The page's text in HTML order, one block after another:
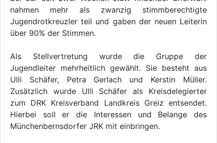
nahmen mehr als zwanzig stimmberechtigte
Jugendrotkreuzler teil und gaben der neuen Leiterin
über 90% der Stimmen.
Als Stellvertretung wurde die Gruppe der
Jugendleiter mehrheitlich gewählt. Sie besteht aus
Ulli Schäfer, Petra Gerlach und Kerstin Müller.
Zusätzlich wurde Ulli Schäfer als Kreisdelegierter
zum DRK Kreisverband Landkreis Greiz entsendet.
Hierbei soll er die Interessen und Belange des
Münchenbernsdorfer JRK mit einbringen.